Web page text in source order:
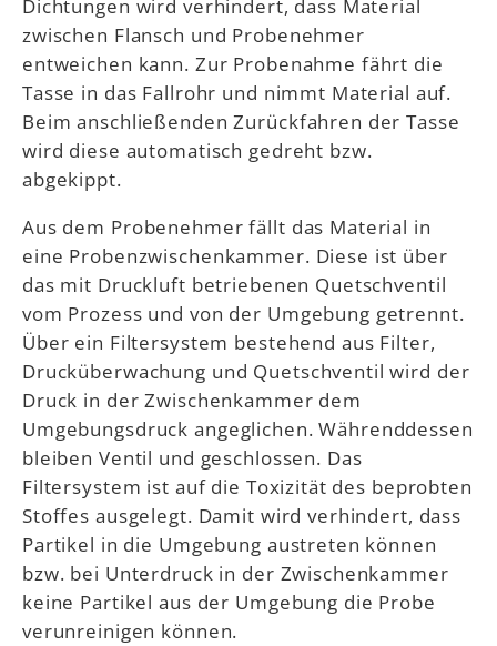
zwischen Flansch und Probenehmer
entweichen kann. Zur Probenahme fährt die
Tasse in das Fallrohr und nimmt Material auf.
Beim anschließenden Zurückfahren der Tasse
wird diese automatisch gedreht bzw.
abgekippt.
Aus dem Probenehmer fällt das Material in
eine Probenzwischenkammer. Diese ist über
das mit Druckluft betriebenen Quetschventil
vom Prozess und von der Umgebung getrennt.
Über ein Filtersystem bestehend aus Filter,
Drucküberwachung und Quetschventil wird der
Druck in der Zwischenkammer dem
Umgebungsdruck angeglichen. Währenddessen
bleiben Ventil und geschlossen. Das
Filtersystem ist auf die Toxizität des beprobten
Stoffes ausgelegt. Damit wird verhindert, dass
Partikel in die Umgebung austreten können
bzw. bei Unterdruck in der Zwischenkammer
keine Partikel aus der Umgebung die Probe
verunreinigen können.